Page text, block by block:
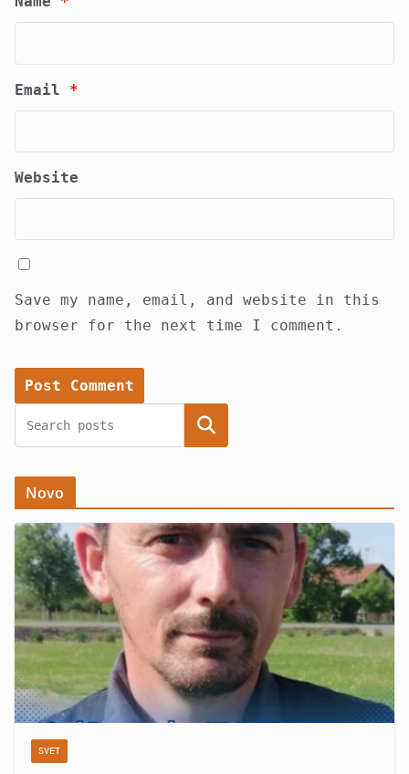
Email *
Website
Save my name, email, and website in this
browser for the next time I comment.
Search
Novo
SVET